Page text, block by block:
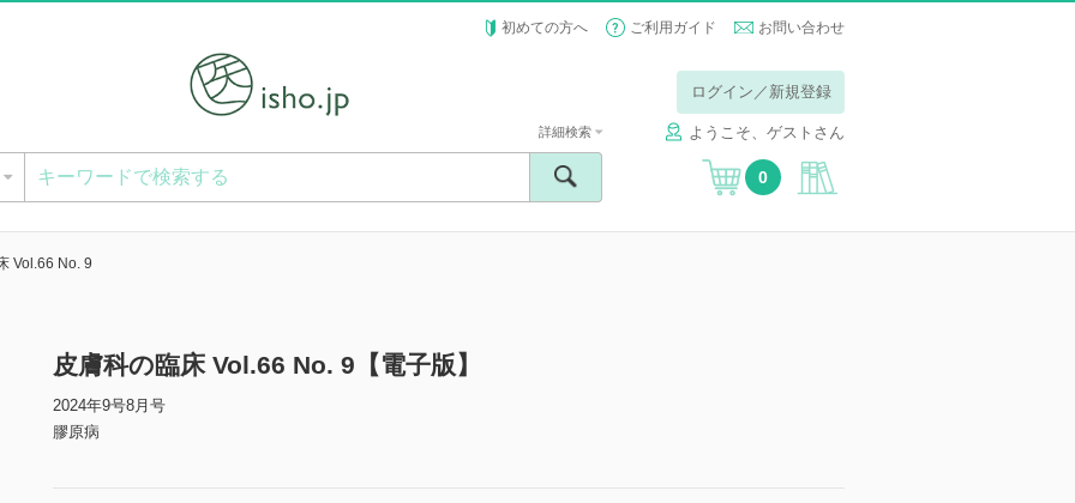
初めての方へ ご利用ガイド お問い合わせ
ログイン／新規登録
ようこそ、ゲストさん
詳細検索
0
Vol.66 No. 9
皮膚科の臨床 Vol.66 No. 9【電子版】
2024年9号8月号
膠原病